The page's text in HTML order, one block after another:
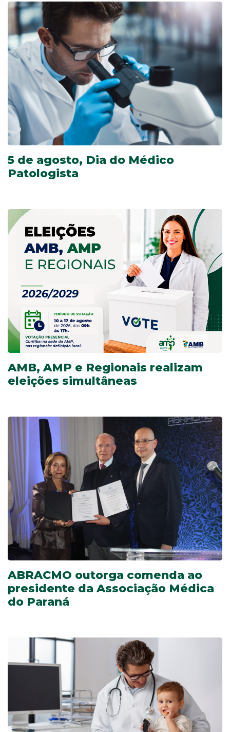
5 de agosto, Dia do Médico
Patologista
AMB, AMP e Regionais realizam
eleições simultâneas
ABRACMO outorga comenda ao
presidente da Associação Médica
do Paraná